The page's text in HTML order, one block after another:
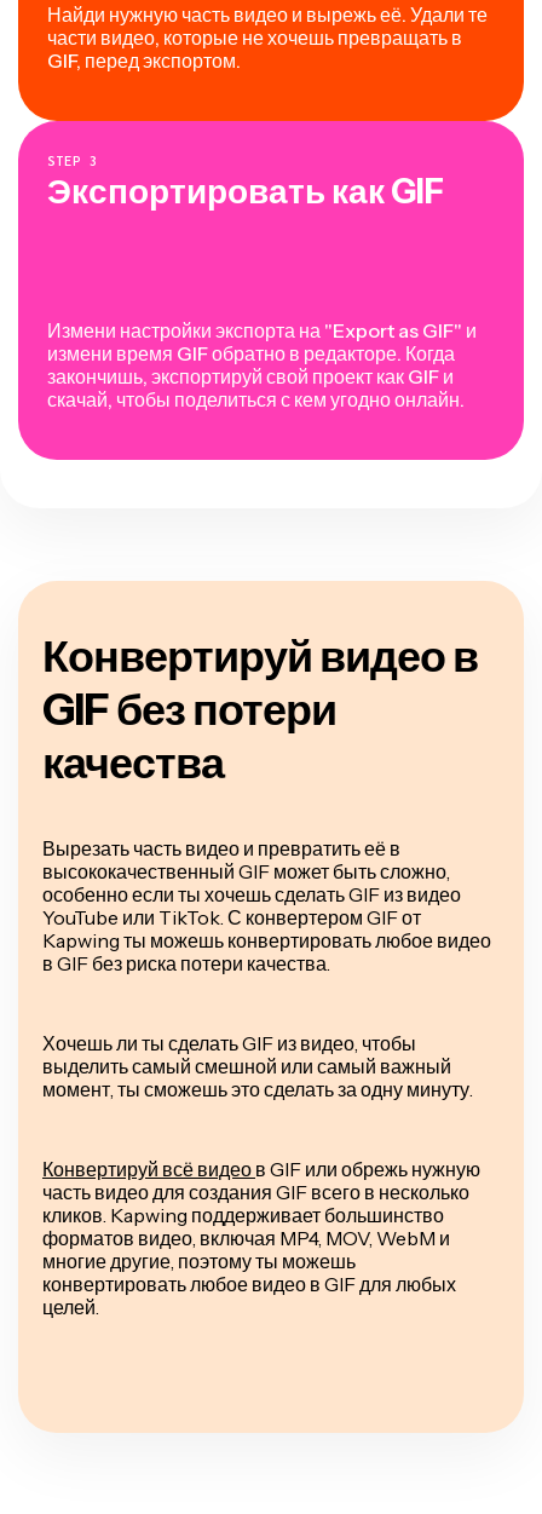
Найди нужную часть видео и вырежь её. Удали те
части видео, которые не хочешь превращать в
GIF, перед экспортом.
STEP 3
Экспортировать как GIF
Измени настройки экспорта на "Export as GIF" и
измени время GIF обратно в редакторе. Когда
закончишь, экспортируй свой проект как GIF и
скачай, чтобы поделиться с кем угодно онлайн.
Конвертируй видео в
GIF без потери
качества
Вырезать часть видео и превратить её в
высококачественный GIF может быть сложно,
особенно если ты хочешь сделать GIF из видео
YouTube или TikTok. С конвертером GIF от
Kapwing ты можешь конвертировать любое видео
в GIF без риска потери качества.
Хочешь ли ты сделать GIF из видео, чтобы
выделить самый смешной или самый важный
момент, ты сможешь это сделать за одну минуту.
Конвертируй всё видео в GIF или обрежь нужную
часть видео для создания GIF всего в несколько
кликов. Kapwing поддерживает большинство
форматов видео, включая MP4, MOV, WebM и
многие другие, поэтому ты можешь
конвертировать любое видео в GIF для любых
целей.